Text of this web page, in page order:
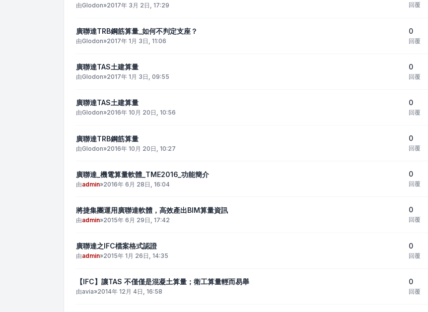
由Glodon»2017年 3月 2日, 17:29 回覆
廣聯達TRB鋼筋算量_如何不判定支座？
由Glodon»2017年 1月 3日, 11:06
0
回覆
廣聯達TAS土建算量
由Glodon»2017年 1月 3日, 09:55
0
回覆
廣聯達TAS土建算量
由Glodon»2016年 10月 20日, 10:56
0
回覆
廣聯達TRB鋼筋算量
由Glodon»2016年 10月 20日, 10:27
0
回覆
廣聯達_機電算量軟體_TME2016_功能簡介
由admin»2016年 6月 28日, 16:04
0
回覆
將捷集團運用廣聯達軟體，高效產出BIM算量資訊
由admin»2015年 6月 29日, 17:42
0
回覆
廣聯達之IFC檔案格式認證
由admin»2015年 1月 26日, 14:35
0
回覆
【IFC】讓TAS 不僅僅是混凝土算量；衛工算量輕而易舉
由avia»2014年 12月 4日, 16:58
0
回覆